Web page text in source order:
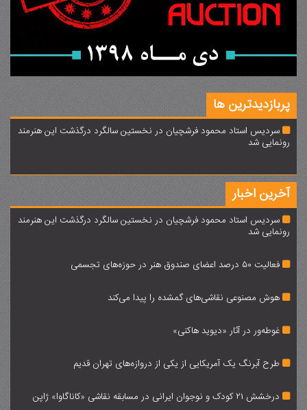
پربازدیدترین ها
سردیس استاد محمود فرشچیان در نخستین سالگرد درگذشت این هنرمند
رونمایی شد
آخرین اخبار
سردیس استاد محمود فرشچیان در نخستین سالگرد درگذشت این هنرمند
رونمایی شد
فعالیت 50 درصد اعضای صندوق هنر در حوزه‌های تجسمی
هوش مصنوعی نقاشی‌های گمشده را پیدا می‌کند
غوطه‌ور در آثار «دیوید هاکنی»‌
طرح آبرنگ یک آمریکایی از یکی از دروازه‌های تهران قدیم
درخشش 21 کودک و نوجوان ایرانی در مسابقه نقاشی «کاناگاوا» ژاپن